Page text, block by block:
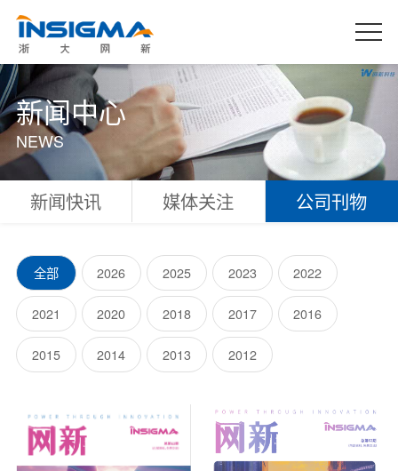
新闻中心
NEWS
新闻快讯 媒体关注 公司刊物
全部 2026 2025 2023 2022
2021 2020 2018 2017 2016
2015 2014 2013 2012